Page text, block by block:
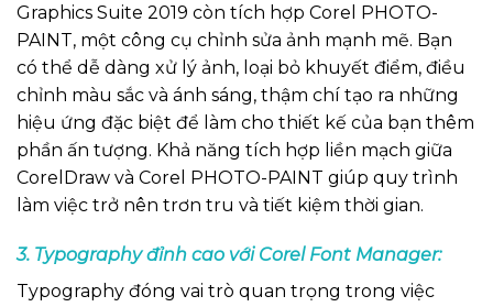
Graphics Suite 2019 còn tích hợp Corel PHOTO-
PAINT, một công cụ chỉnh sửa ảnh mạnh mẽ. Bạn
có thể dễ dàng xử lý ảnh, loại bỏ khuyết điểm, điều
chỉnh màu sắc và ánh sáng, thậm chí tạo ra những
hiệu ứng đặc biệt để làm cho thiết kế của bạn thêm
phần ấn tượng. Khả năng tích hợp liền mạch giữa
CorelDraw và Corel PHOTO-PAINT giúp quy trình
làm việc trở nên trơn tru và tiết kiệm thời gian.
3. Typography đỉnh cao với Corel Font Manager:
Typography đóng vai trò quan trọng trong việc